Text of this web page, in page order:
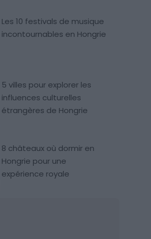
Les 10 festivals de musique
incontournables en Hongrie
5 villes pour explorer les
influences culturelles
étrangères de Hongrie
8 châteaux où dormir en
Hongrie pour une
expérience royale